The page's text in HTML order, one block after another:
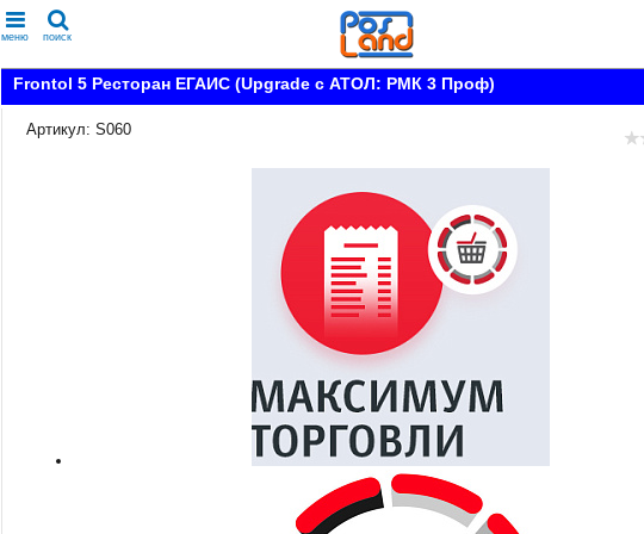
меню поиск
Frontol 5 Ресторан ЕГАИС (Upgrade с АТОЛ: РМК 3 Проф)
Артикул: S060